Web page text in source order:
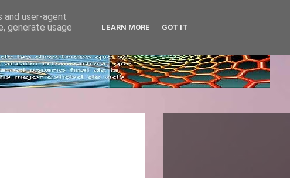
and user-agent
generate usage
LEARN MORE GOT IT